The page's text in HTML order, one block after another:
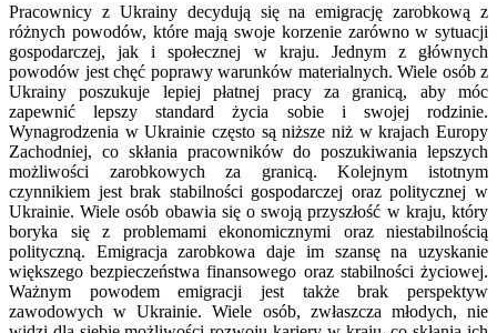
Pracownicy z Ukrainy decydują się na emigrację zarobkową z
różnych powodów, które mają swoje korzenie zarówno w sytuacji
gospodarczej, jak i społecznej w kraju. Jednym z głównych
powodów jest chęć poprawy warunków materialnych. Wiele osób z
Ukrainy poszukuje lepiej płatnej pracy za granicą, aby móc
zapewnić lepszy standard życia sobie i swojej rodzinie.
Wynagrodzenia w Ukrainie często są niższe niż w krajach Europy
Zachodniej, co skłania pracowników do poszukiwania lepszych
możliwości zarobkowych za granicą. Kolejnym istotnym
czynnikiem jest brak stabilności gospodarczej oraz politycznej w
Ukrainie. Wiele osób obawia się o swoją przyszłość w kraju, który
boryka się z problemami ekonomicznymi oraz niestabilnością
polityczną. Emigracja zarobkowa daje im szansę na uzyskanie
większego bezpieczeństwa finansowego oraz stabilności życiowej.
Ważnym powodem emigracji jest także brak perspektyw
zawodowych w Ukrainie. Wiele osób, zwłaszcza młodych, nie